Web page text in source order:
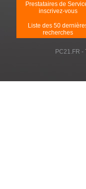
Prestataires de
inscrivez-vous
Liste des 50
recherches
PC21.FR